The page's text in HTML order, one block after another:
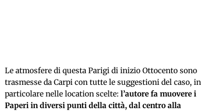
Le atmosfere di questa Parigi di inizio Ottocento sono
trasmesse da Carpi con tutte le suggestioni del caso, in
particolare nelle location scelte: l’autore fa muovere i
Paperi in diversi punti della città, dal centro alla